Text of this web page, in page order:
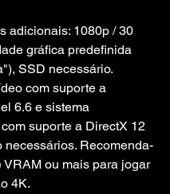
adicionais: 1080p / 30
gráfica predefinida
SSD necessário.
com suporte a
6.6 e sistema
suporte a DirectX 12
necessários. Recomenda-
VRAM ou mais para jogar
4K.